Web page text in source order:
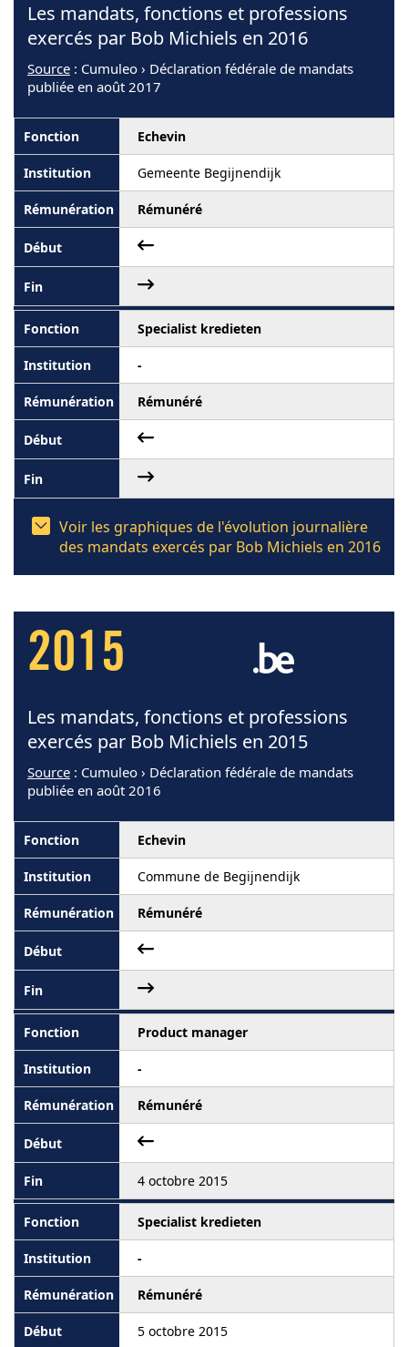
Les mandats, fonctions et professions
exercés par Bob Michiels en 2016
Source : Cumuleo › Déclaration fédérale de mandats
publiée en août 2017
Echevin
Gemeente Begijnendijk
Rémunéré
Specialist kredieten
-
Rémunéré
Voir les graphiques de l'évolution journalière
des mandats exercés par Bob Michiels en 2016
2015
Les mandats, fonctions et professions
exercés par Bob Michiels en 2015
Source : Cumuleo › Déclaration fédérale de mandats
publiée en août 2016
Echevin
Commune de Begijnendijk
Rémunéré
Product manager
-
Rémunéré
4 octobre 2015
Specialist kredieten
-
Rémunéré
5 octobre 2015